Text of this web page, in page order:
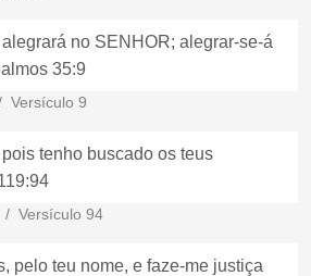
no SENHOR; alegrar-se-á
35:9
Versículo 9
tenho buscado os teus
Versículo 94
pelo teu nome, e faze-me justiça